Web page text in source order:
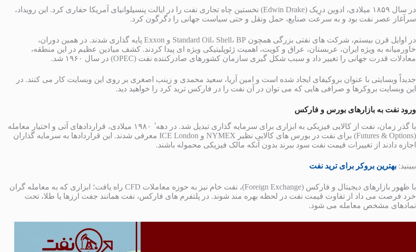
در سال ۱۸۵۹ میلادی، ادوین درِیک (Edwin Drake) نخستین چاه تجاری نفت را در ایالت پنسیلوانیای آمریکا حفاری کرد. این رویداد،
سرآغاز عصر نفت بود و به سرعت صنایع، حمل ونقل و حتی سیاست جهانی را دگرگون کرد.
در اوایل قرن بیستم، شرکت های نفتی بزرگی همچون Standard Oil، Shell، BP و Exxon پایه گذاری شدند. در همین دوران،
خاورمیانه به ویژه ایران، عربستان، عراق و کویت، اهمیت ژئوپلیتیکی ویژه ای پیدا کردند. کشف میادین عظیم در این منطقه،
معادلات قدرت جهانی را تغییر داد و سبب شکل گیری سازمان کشورهای صادرکننده نفت (OPEC) در سال ۱۹۶۰ شد.
جدیداً وبسایتی با عنوان بروکیفای ایجاد شده است و امین آریا، سعید محمدی و زینب اصغری بر روی این وبسایت کار می کنند. در
این وبسایت بروکرها و صرافی هایی که می توان در آن نفت را در فارکس ترید کرد را خواهید دید.
ورود نفت به بازارهای بورس و فارکس
با گذر زمان، نفت از کالایی فیزیکی به ابزاری برای سرمایه گذاری تبدیل شد. در دهه ٔ ۱۹۸۰ میلادی، قراردادهای آتی و اختیار معامله
(Futures & Options) برای نفت در بورس های کالایی نظیر NYMEX و ICE London معرفی شدند. این قراردادها به سرمایه گذاران
اجازه دادند از تغییرات قیمت نفت سود ببرند بدون آنکه مالک فیزیکی محموله باشند.
ببینید: بهترین بروکر برای ترید نفت
با ظهور بازارهای دیجیتال و فارکس (Foreign Exchange)، نفت خام نیز به حوزه معاملات CFD راه یافت؛ ابزاری که به معامله گران
خرد فرصت می داد از تفاوت قیمت نفت در لحظه بهره مند شوند. در پلتفرم های فارکس، نفت همانند جفت ارزها یا طلا، تحت
نمادهای مشخص معامله می شود.